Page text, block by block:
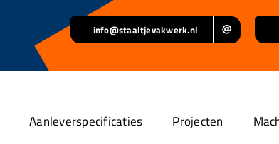
info@staaltjevakwerk.nl
Aanleverspecificaties Projecten